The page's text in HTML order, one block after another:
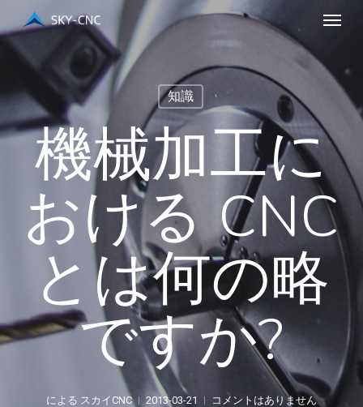
イ
ン
テ
知識
機械加工に
おける CNC
とは何の略
ですか?
による スカイCNC 2013-03-21 コメントはありません